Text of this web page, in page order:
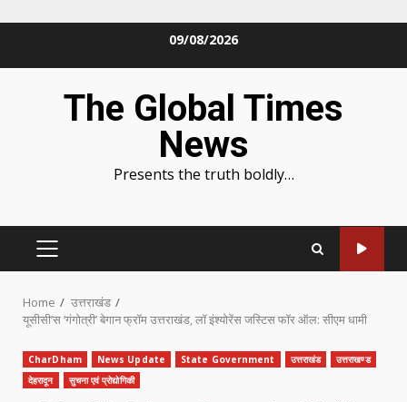
09/08/2026
The Global Times
News
Presents the truth boldly…
PRIMARY
Home
उत्तराखंड
यूसीसी’स ‘गंगोत्री’ बेगान फ्रॉम उत्तराखंड, लॉ इंश्योरेंस जस्टिस फॉर ऑल: सीएम धामी
CharDham News Update State Government उत्तराखंड
उत्तराखण्ड
देहरादून
सुचना एवं प्रोद्योगिकी